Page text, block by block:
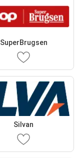
SuperBrugsen
Silvan